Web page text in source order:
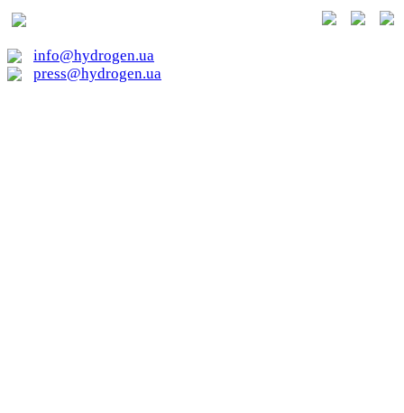
info@hydrogen.ua
press@hydrogen.ua